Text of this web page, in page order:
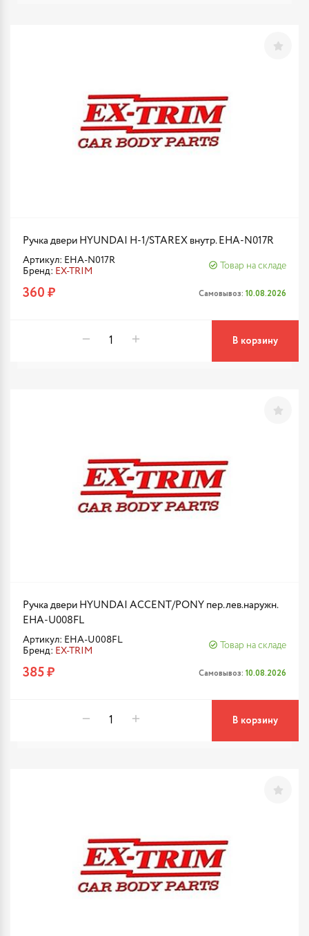
Ручка двери HYUNDAI H-1/STAREX внутр. EHA-N017R
Артикул: EHA-N017R
Бренд: EX-TRIM
Товар на складе
360 ₽ Самовывоз: 10.08.2026
В корзину
Ручка двери HYUNDAI ACCENT/PONY пер.лев.наружн.
EHA-U008FL
Артикул: EHA-U008FL
Бренд: EX-TRIM
Товар на складе
385 ₽ Самовывоз: 10.08.2026
В корзину